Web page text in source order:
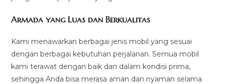
Armada yang Luas dan Berkualitas
Kami menawarkan berbagai jenis mobil yang sesuai
dengan berbagai kebutuhan perjalanan. Semua mobil
kami terawat dengan baik dan dalam kondisi prima,
sehingga Anda bisa merasa aman dan nyaman selama